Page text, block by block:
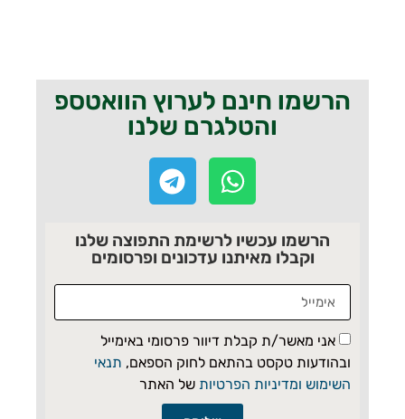
הרשמו חינם לערוץ הוואטספ
והטלגרם שלנו
הרשמו עכשיו לרשימת התפוצה שלנו
וקבלו מאיתנו עדכונים ופרסומים
אני מאשר/ת קבלת דיוור פרסומי באימייל
ובהודעות טקסט בהתאם לחוק הספאם, תנאי
השימוש ומדיניות הפרטיות של האתר